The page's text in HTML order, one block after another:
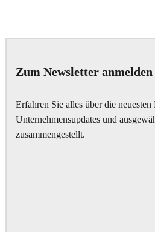
Zum Newsletter anmelden
Erfahren Sie alles über die
Unternehmensupdates und
zusammengestellt.